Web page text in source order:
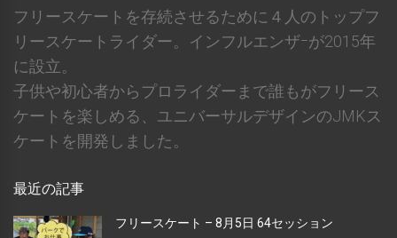
フリースケートを存続させるために４人のトップフ
リースケートライダー。インフルエンザｰが2015年
に設立。
子供や初心者からプロライダーまで誰もがフリース
ケートを楽しめる、ユニバーサルデザインのJMKス
ケートを開発しました。
最近の記事
フリースケート – 8月5日 64セッション